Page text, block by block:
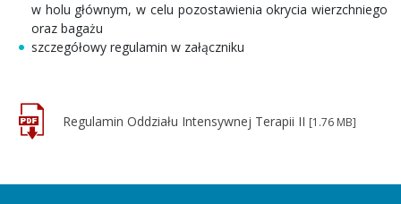
w holu głównym, w celu pozostawienia okrycia wierzchniego
oraz bagażu
szczegółowy regulamin w załączniku
Regulamin Oddziału Intensywnej Terapii II [1.76 MB]